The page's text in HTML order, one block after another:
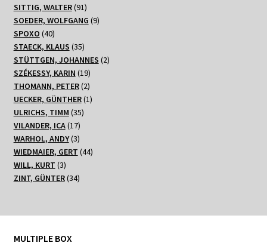
SITTIG, WALTER 9191
Produkte
SOEDER, WOLFGANG 99
SPOXO 4040
Produkte
STAECK, KLAUS 3535
Produkte
STÜTTGEN, JOHANNES 22
SZÉKESSY, KARIN 1919
Produkte
THOMANN, PETER 22
Produkte
UECKER, GÜNTHER 11
ULRICHS, TIMM 3535
VILANDER, ICA 1717
Produkte
WARHOL, ANDY 33
Produkte
WIEDMAIER, GERT 4444
WILL, KURT 33
Produkte
ZINT, GÜNTER 3434
MULTIPLE BOX